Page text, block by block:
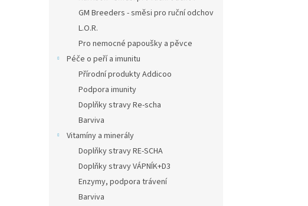
GM Breeders - směsi pro ruční odchov
L.O.R.
Pro nemocné papoušky a pěvce
Péče o peří a imunitu
Přírodní produkty Addicoo
Podpora imunity
Doplňky stravy Re-scha
Barviva
Vitamíny a minerály
Doplňky stravy RE-SCHA
Doplňky stravy VÁPNÍK+D3
Enzymy, podpora trávení
Barviva